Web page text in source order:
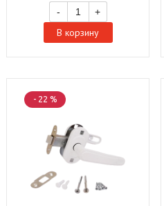
- +
В корзину
- 22 %